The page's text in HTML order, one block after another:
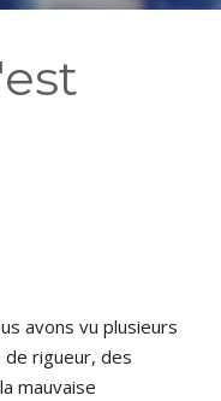
avons vu plusieurs
rigueur, des
mauvaise